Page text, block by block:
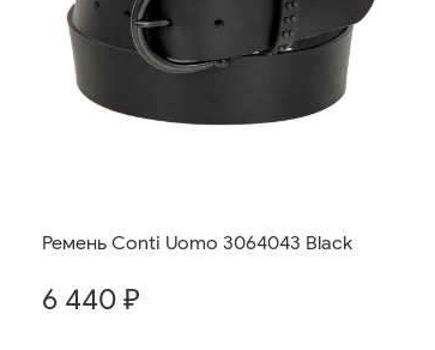
Ремень Conti Uomo 3064043 Black
6 440 ₽